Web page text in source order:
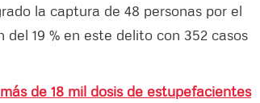
la captura de 48 personas por el
19 % en este delito con 352 casos
de 18 mil dosis de estupefacientes